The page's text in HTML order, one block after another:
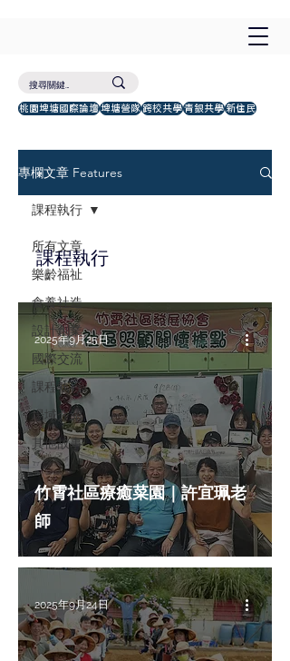
桃園埤塘國際論壇埤塘營隊 跨校共學青銀共學 新住民
專欄文章 Features
所有文章
樂齡福祉
食養社造
設計創業
國際交流
課程執行
場域介紹
其他故事
課程執行
課程執行
竹霄社區療癒菜園｜許宜珮老
師
2025年9月25日
2025年9月24日